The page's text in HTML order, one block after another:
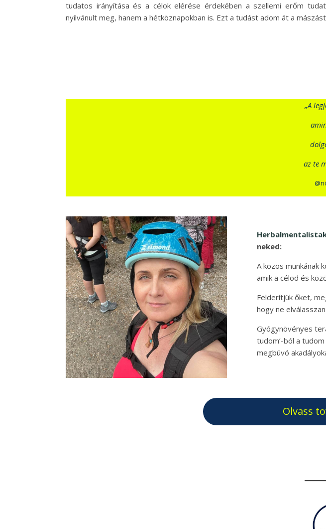
tudatos irányítása és a célok elérése érdekében a szellemi erőm
nyilvánult meg, hanem a hétköznapokban is. Ezt a tudást adom át a
„A
az te
neked:
A közös munkának
amik a célod és
Felderítjük őket,
hogy ne
Gyógynövényes
tudom’-ból a
megbúvó
Olvass